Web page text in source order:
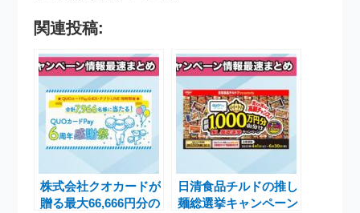
関連投稿:
株式会社クオカードが
贈る最大66,666円分の
日清食品チルドの推し
麺総選挙キャンペーン